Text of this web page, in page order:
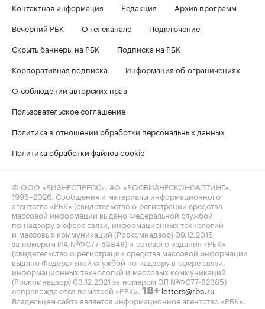
Контактная информация Редакция
Архив программ
Вечерний РБК
О телеканале
Подключение
Скрыть баннеры на РБК
Подписка на РБК
Корпоративная подписка
Информация об ограничениях
О соблюдении авторских прав
Пользовательское соглашение
Политика в отношении обработки персональных данных
Политика обработки файлов cookie
© ООО «БИЗНЕСПРЕСС», АО «РОСБИЗНЕСКОНСАЛТИНГ»,
1995–2026 . Сообщения и материалы информационного
агентства «РБК» (свидетельство о регистрации средства
массовой информации выдано Федеральной службой
по надзору в сфере связи, информационных технологий
и массовых коммуникаций (Роскомнадзор) 09.12.2015
за номером ИА №ФС77-63848) и сетевого издания «РБК»
(свидетельство о регистрации средства массовой информации
выдано Федеральной службой по надзору в сфере связи,
информационных технологий и массовых коммуникаций
(Роскомнадзор) 03.12.2021 за номером ЭЛ №ФС77-82385)
сопровождаются пометкой «РБК». 18+ letters@rbc.ru
Владельцем сайта является информационное агентство «РБК».